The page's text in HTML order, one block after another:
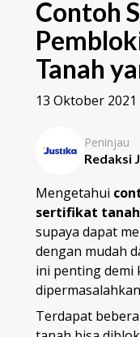
Contoh
Tanah
13 Oktober 2021
Peninjau
Redaksi
Mengetahui
sertifikat tanah
supaya dapat
dengan mudah
ini penting demi
Terdapat